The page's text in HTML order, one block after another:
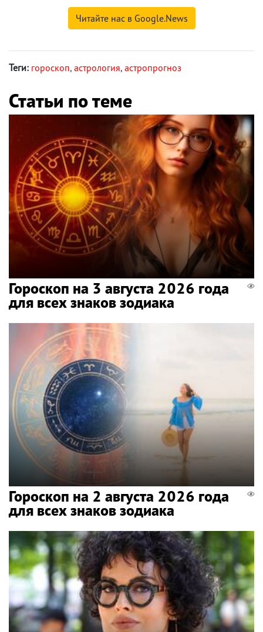
Читайте нас в Google.News
Теги: гороскоп, астрология, астропрогноз
Статьи по теме
Гороскоп на 3 августа 2026 года
для всех знаков зодиака
Гороскоп на 2 августа 2026 года
для всех знаков зодиака